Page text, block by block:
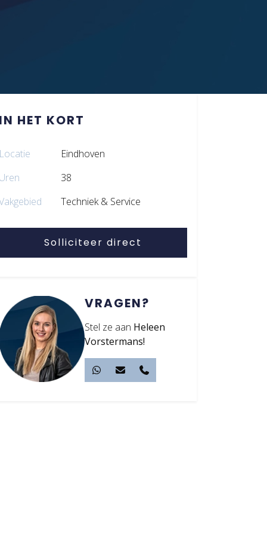
HET KORT
Eindhoven
38
Techniek & Service
Solliciteer direct
VRAGEN?
Stel ze aan Heleen
Vorstermans!